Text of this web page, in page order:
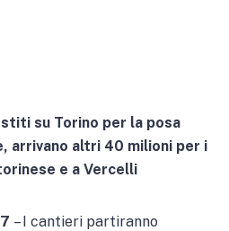
su Torino per la posa
arrivano altri 40 milioni per i
e a Vercelli
– I cantieri partiranno